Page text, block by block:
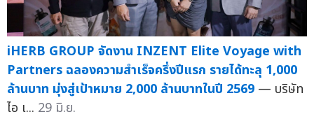
iHERB GROUP จัดงาน INZENT Elite Voyage with
Partners ฉลองความสำเร็จครึ่งปีแรก รายได้ทะลุ 1,000
ล้านบาท มุ่งสู่เป้าหมาย 2,000 ล้านบาทในปี 2569 — บริษัท
ไอ เ... 29 มิ.ย.